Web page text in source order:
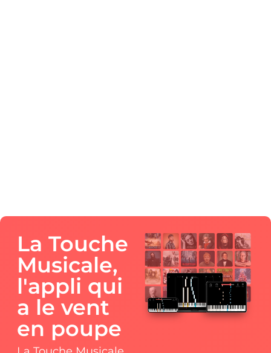
La Touche
Musicale,
l'appli qui
a le vent
en poupe